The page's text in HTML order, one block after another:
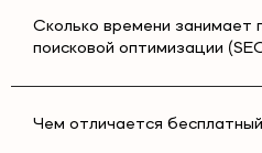
Сколько времени занимает
поисковой оптимизации
Чем отличается